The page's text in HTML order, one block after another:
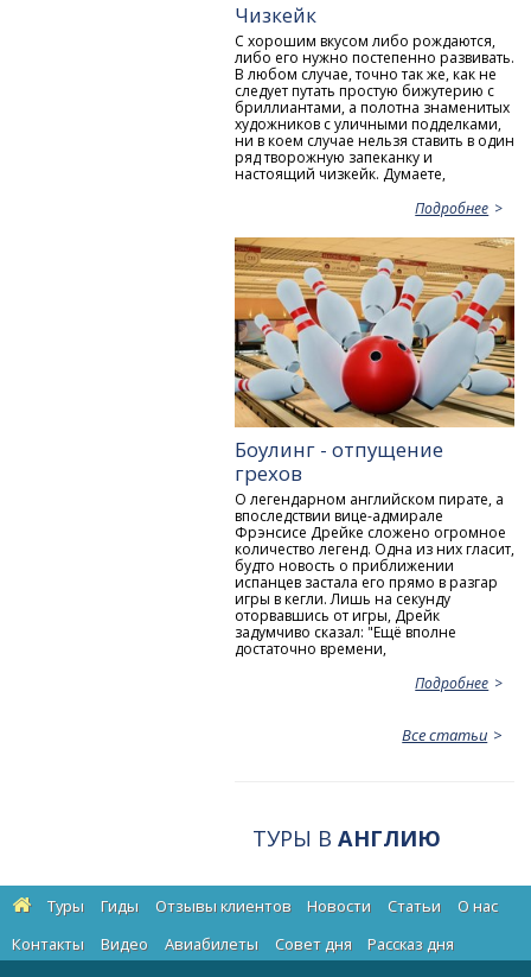
Чизкейк
С хорошим вкусом либо рождаются,
либо его нужно постепенно развивать.
В любом случае, точно так же, как не
следует путать простую бижутерию с
бриллиантами, а полотна знаменитых
художников с уличными подделками,
ни в коем случае нельзя ставить в один
ряд творожную запеканку и
настоящий чизкейк. Думаете,
Подробнее
Боулинг - отпущение
грехов
О легендарном английском пирате, а
впоследствии вице-адмирале
Фрэнсисе Дрейке сложено огромное
количество легенд. Одна из них гласит,
будто новость о приближении
испанцев застала его прямо в разгар
игры в кегли. Лишь на секунду
оторвавшись от игры, Дрейк
задумчиво сказал: "Ещё вполне
достаточно времени,
Подробнее
Все статьи
ТУРЫ ВАНГЛИЮ
Туры Гиды Отзывы клиентов Новости Статьи
О нас
Контакты
Видео Авиабилеты Cовет дня Рассказ дня